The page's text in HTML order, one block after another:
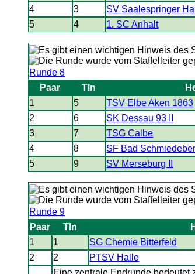
4
3 SV Saalespringer
5
4 1. SC Anhalt
Runde 8
Paar
Tln
1
5 TSV Elbe Aken 1863
2
6 SK Dessau 93 II
3
7 TSG Calbe
4
8 SF Bad
5
9 SV Merseburg II
Runde 9
Paar
Tln
1
1 SG Chemie Bitterfeld
2
2 PTSV Halle